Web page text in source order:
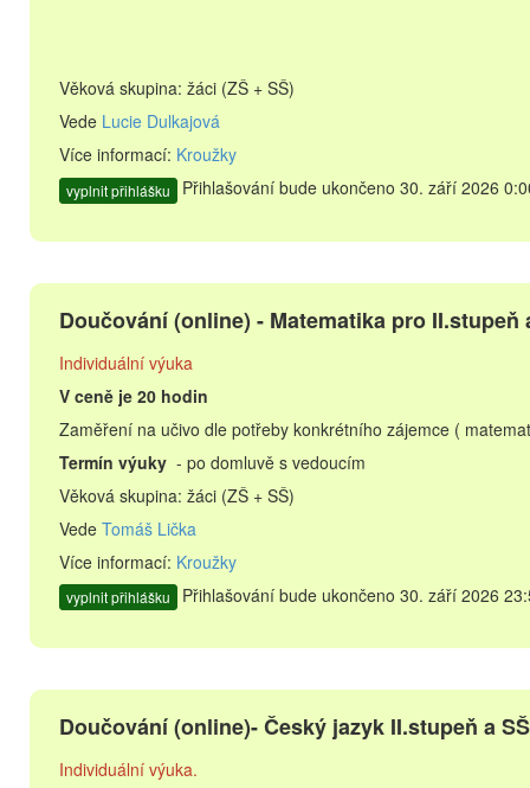
Věková skupina: žáci (ZŠ + SŠ)
Vede Lucie Dulkajová
Více informací: Kroužky
vyplnit přihlášku Přihlašování bude ukončeno 30. září 2026
Doučování (online) - Matematika pro II.stupeň
Individuální výuka
V ceně je 20 hodin
Zaměření na učivo dle potřeby konkrétního zájemce (
Termín výuky - po domluvě s vedoucím
Věková skupina: žáci (ZŠ + SŠ)
Vede Tomáš Lička
Více informací: Kroužky
vyplnit přihlášku Přihlašování bude ukončeno 30. září 2026
Doučování (online)- Český jazyk II.stupeň a SŠ
Individuální výuka.